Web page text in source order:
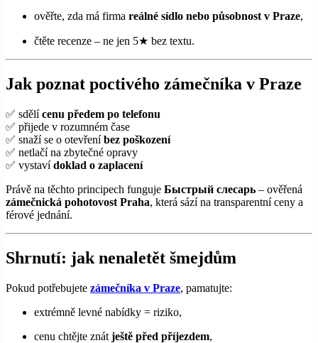
ověřte, zda má firma reálné sídlo nebo působnost v Praze,
čtěte recenze – ne jen 5★ bez textu.
Jak poznat poctivého zámečníka v Praze
✅ sdělícenu předem po telefonu
✅ přijede v rozumném čase
✅ snaží se o otevřeníbez poškození
✅ netlačí na zbytečné opravy
✅ vystavídoklad o zaplacení
Právě na těchto principech funguje Быстрый слесарь – ověřená
zámečnická pohotovost Praha, která sází na transparentní ceny a
férové jednání.
Shrnutí: jak nenaletět šmejdům
Pokud potřebujete zámečníka v Praze, pamatujte:
extrémně levné nabídky = riziko,
cenu chtějte znát ještě před příjezdem,